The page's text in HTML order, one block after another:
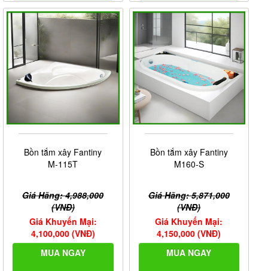
Bồn tắm xây Fantiny
M-115T
Giá Hãng: 4,988,000
(VNĐ)
Giá Khuyến Mại:
4,100,000 (VNĐ)
MUA NGAY
Bồn tắm xây Fantiny
M160-S
Giá Hãng: 5,871,000
(VNĐ)
Giá Khuyến Mại:
4,150,000 (VNĐ)
MUA NGAY